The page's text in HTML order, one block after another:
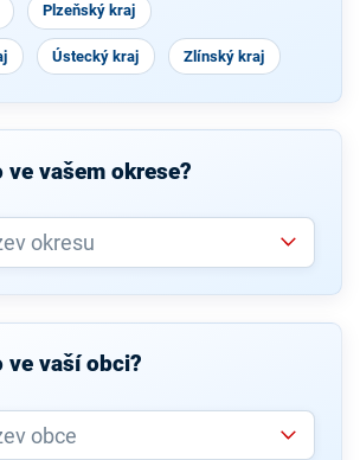
Plzeňský kraj
Ústecký kraj Zlínský kraj
vašem okrese?
ve vaší obci?